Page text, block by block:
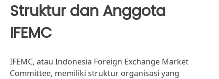
Struktur dan Anggota
IFEMC
IFEMC, atau Indonesia Foreign Exchange Market
Committee, memiliki struktur organisasi yang